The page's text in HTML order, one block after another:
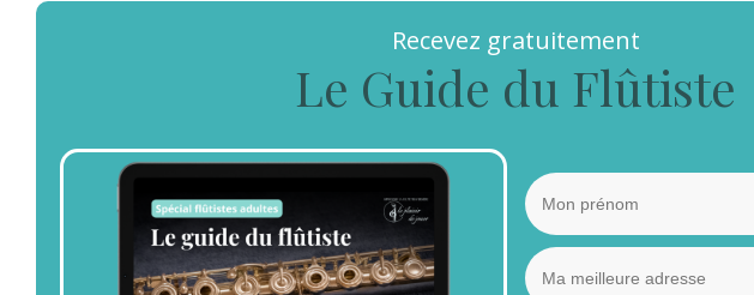
Recevez gratuitement
Le Guide du Flûtiste